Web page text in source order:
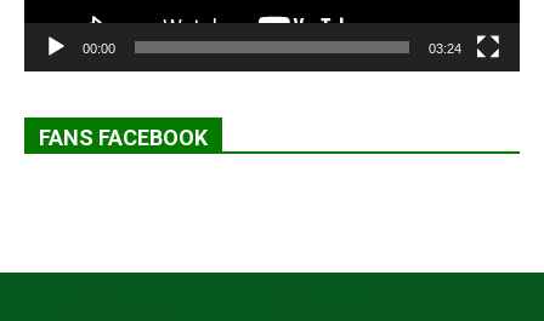
00:00 03:24
FANS FACEBOOK